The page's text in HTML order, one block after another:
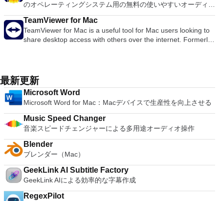
す）最小4GBのRAM.VMware Fusion用に750MBの空きディス
ク容量、各仮想マシンに少なくとも5GB 仮想マシンのオペレ
ーティングシステムインストールメディア（ディスクまたはデ
ィスクイメージ）。 Windows DirectX 10またはOpenGL 3.3に
推奨されるグラフィックハードウェアには、NVIDIA 8600M以
Sierra。 ゲストオペレーティングシステムは次のとおりです。
ウインドウズ10 Windows8.X。 Windows 7。 Windows XP。
Mac OS 10.12 Sierra。 Mac OS X 10.11 El Capitan。 Mac
OS X 10.10 Yosemite。 Mac OS X 10.9 Mavericks。
Ubuntu。 RedHat。 スーゼ。 Debian。 CentOS。 VMware
Fusion Proは、macOSで最高の仮想マシンモニターの1つとし
供します。このアプリは、あらゆるレベルの専門知識を持つユ
ーザーが非常に簡単にナビゲートできます。
小、せん断、反転などの変換ツールサポートされているファイ
MPEG、PS、PDF、PCX、BMPなどが含まれます長方形、楕
円、無料、ファジー、ベジェ、インテリジェントなどの選択ツ
ール新しいファイル形式と新しい効果フィルターを簡単に追加
できるようにすることや、マシンの解像度を選択することが含
まれます。 多くの設定オプションと非常に滑らかなインター
フェースを備えたこのソフトウェアは、あなたにとってうまく
機能します。
できます。写真は、Facebook、Twitter、Picasa、Flickrなどの
ソーシャルネットワークでも共有できます。 PhotoScape X
for MacにはGIF作成ツールも備わっています。このツール
は、このアプリケーションに1円も払わないと考えた場合に最
適です。複数の写真をバッチ編集し、写真を結合して楽しいコ
驚かせてください。 また、友人、アーティスト、有名人の音
楽コレクションを閲覧したり、ラジオ局を作成して座ったりす
ることもできます。 Spotifyであなたの人生をサウンドトラッ
クしましょう。購読または無料で聴くことができます。
のオペレーティングシステム用の無料の使いやすいオーディオ
エディタおよびレコーダーです。 Audacityを使用して次のこ
とができます。 ライブオーディオを録音します。 テープと記
録をデジタル録音またはCDに変換します。 Ogg Vorbis、
MP3、WAVまたはAIFFサウンドファイルを編集します。 サウ
M4R（AAC）、WMA、およびオプションのライブラリを使用
してサポートされるその他の形式。 システム要件：Audacity
は、少なくとも1 GB RAMおよび1 GHzプロセッサー（OS X
10.7以降では2 GB RAM / 2 GHz）で最適に動作します。
Audacityを長時間のマルチトラックプロジェクトに使用する場
合、最低2 GB RAMおよび2 GHzプロセッサー（OS X 10.7以
降では4 GB RAM）を推奨します。
TeamViewer for Mac
TeamViewer for Mac is a useful tool for Mac users looking to
share desktop access with others over the internet. Formerly
conduct virtual meetings. TeamViewer connects to any Mac or
server around the world within a few seconds. You can
remote control your partner's Mac as if you were sitting right
in front of it. Features: Control computers remotely via the
internet Record your session and save it as a video file for
playback Online meetings Drag & Drop files Multi-Monitor
support.
最新更新
Microsoft Word
Microsoft Word for Mac：Macデバイスで生産性を向上させる
Music Speed Changer
音楽スピードチェンジャーによる多用途オーディオ操作
Blender
ブレンダー（Mac）
GeekLink AI Subtitle Factory
GeekLink AIによる効率的な字幕作成
RegexPilot